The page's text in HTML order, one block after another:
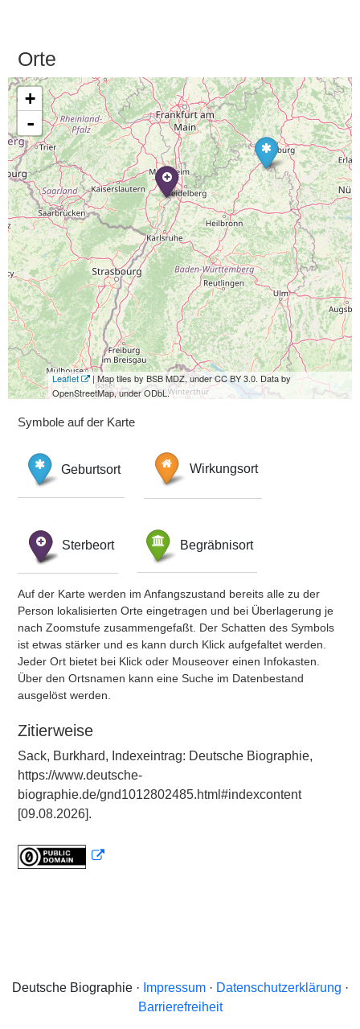
Orte
+
-
Leaflet
| Map tiles by BSB MDZ, under CC BY 3.0. Data by
OpenStreetMap, under ODbL.
Symbole auf der Karte
Geburtsort Wirkungsort
Sterbeort Begräbnisort
Auf der Karte werden im Anfangszustand bereits alle zu der
Person lokalisierten Orte eingetragen und bei Überlagerung je
nach Zoomstufe zusammengefaßt. Der Schatten des Symbols
ist etwas stärker und es kann durch Klick aufgefaltet werden.
Jeder Ort bietet bei Klick oder Mouseover einen Infokasten.
Über den Ortsnamen kann eine Suche im Datenbestand
ausgelöst werden.
Zitierweise
Sack, Burkhard, Indexeintrag: Deutsche Biographie,
https://www.deutsche-
biographie.de/gnd1012802485.html#indexcontent
[09.08.2026].
Deutsche Biographie · Impressum· Datenschutzerklärung ·
Barrierefreiheit